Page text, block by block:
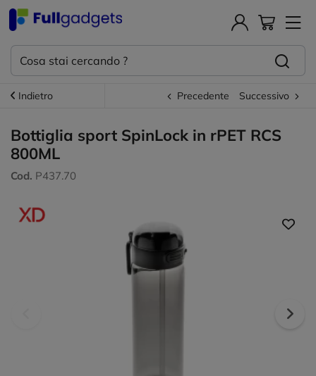
Indietro Precedente Successivo
Bottiglia sport SpinLock in rPET RCS
800ML
Cod. P437.70